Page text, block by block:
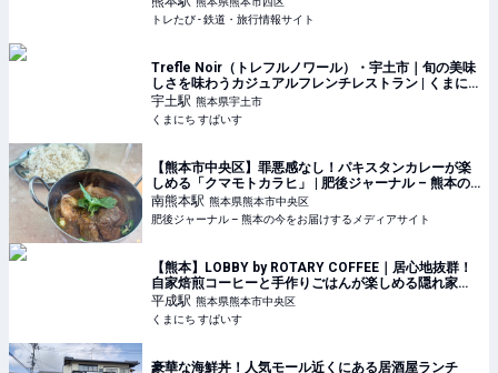
トレたび - 鉄道・旅行情報サイト
Trefle Noir（トレフルノワール）・宇土市｜旬の美味
しさを味わうカジュアルフレンチレストラン | くまに
ち すぱいす
宇土駅 熊本県宇土市
くまにち すぱいす
【熊本市中央区】罪悪感なし！パキスタンカレーが楽
しめる「クマモトカラヒ」 | 肥後ジャーナル – 熊本の
今をお届けするメディアサイト
南熊本駅 熊本県熊本市中央区
肥後ジャーナル – 熊本の今をお届けするメディアサイト
【熊本】LOBBY by ROTARY COFFEE｜居心地抜群！
自家焙煎コーヒーと手作りごはんが楽しめる隠れ家カ
フェ | くまにち すぱいす
平成駅 熊本県熊本市中央区
くまにち すぱいす
豪華な海鮮丼！人気モール近くにある居酒屋ランチ